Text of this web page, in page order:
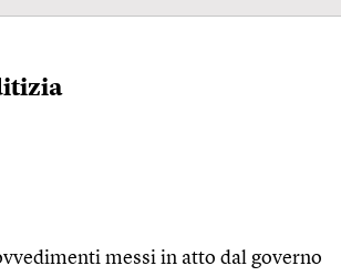
messi in atto dal governo